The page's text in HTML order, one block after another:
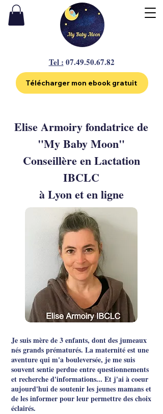
Tel : 07.49.50.67.82
Télécharger mon ebook gratuit
Elise Armoiry fondatrice de
"My Baby Moon"
Conseillère en Lactation
IBCLC
à Lyon et en ligne
Je suis mère de 3 enfants, dont des jumeaux
nés grands prématurés. La maternité est une
aventure qui m'a bouleversée, je me suis
souvent sentie perdue entre questionnements
et recherche d'informations... Et j'ai à coeur
aujourd'hui de soutenir les jeunes mamans et
de les informer pour leur permettre des choix
éclairés.